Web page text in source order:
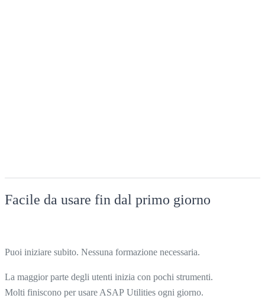
Facile da usare fin dal primo giorno
Puoi iniziare subito. Nessuna formazione necessaria.
La maggior parte degli utenti inizia con pochi strumenti.
Molti finiscono per usare ASAP Utilities ogni giorno.